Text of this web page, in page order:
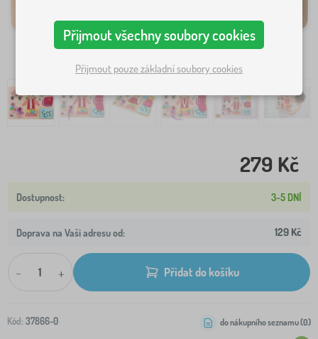
279 Kč
3-5 DNÍ
Doprava na Vaši adresu od: 129 Kč
- + Přidat do košíku
Kód: 37866-0 do nákupního seznamu (0)
Přijmout všechny soubory cookies
Přijmout pouze základní soubory cookies